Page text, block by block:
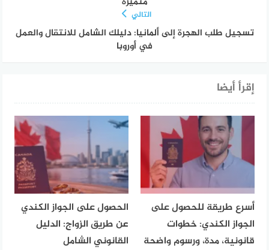
التالي
تسجيل طلب الهجرة إلى ألمانيا: دليلك الشامل للانتقال والعمل
في أوروبا
إقرأ أيضا
أسرع طريقة للحصول على
الجواز الكندي: خطوات
قانونية، مدة، ورسوم واضحة
الحصول على الجواز الكندي
عن طريق الزواج: الدليل
القانوني الشامل